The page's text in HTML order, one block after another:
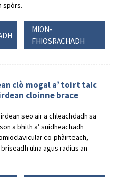
spòrs.
MION-
FHIOSRACHADH
clò mogal a’ toirt taic
cloinne brace
seo air a chleachdadh sa
a bhith a’ suidheachadh
co-phàirteach,
ulna agus radius an